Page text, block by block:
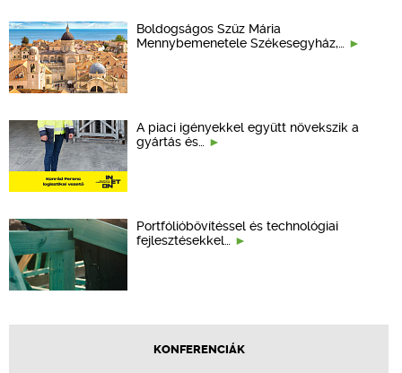
Boldogságos Szűz Mária
Mennybemenetele Székesegyház,…
A piaci igényekkel együtt növekszik a
gyártás és…
Portfólióbővítéssel és technológiai
fejlesztésekkel…
KONFERENCIÁK